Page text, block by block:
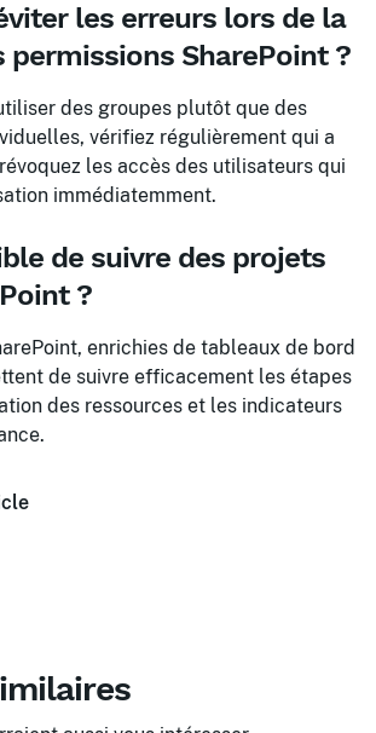
les erreurs lors de la
permissions SharePoint ?
des groupes plutôt que des
vérifiez régulièrement qui a
les accès des utilisateurs qui
immédiatemment.
de suivre des projets
?
enrichies de tableaux de bord
de suivre efficacement les étapes
des ressources et les indicateurs